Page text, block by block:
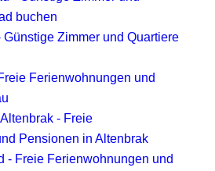
buchen
Zimmer und Quartiere
Ferienwohnungen und
- Freie
Pensionen in Altenbrak
- Freie Ferienwohnungen und